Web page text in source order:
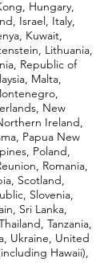
Hungary,
Israel, Italy,
Kuwait,
Lithuania,
Republic of
Malta,
New
Ireland,
Papua New
Poland,
Romania,
Scotland,
Slovenia,
Sri Lanka,
Tanzania,
Ukraine, United
Hawaii),